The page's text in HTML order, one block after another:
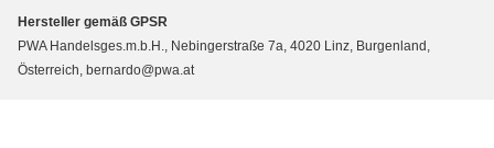
Hersteller gemäß GPSR
PWA Handelsges.m.b.H., Nebingerstraße 7a, 4020 Linz, Burgenland,
Österreich, bernardo@pwa.at